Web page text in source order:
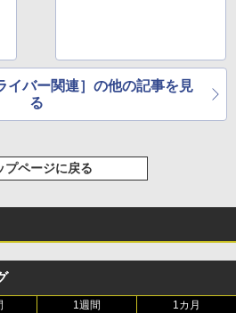
イバー関連］の他の記事を見
る
プページに戻る
1週間 1カ月